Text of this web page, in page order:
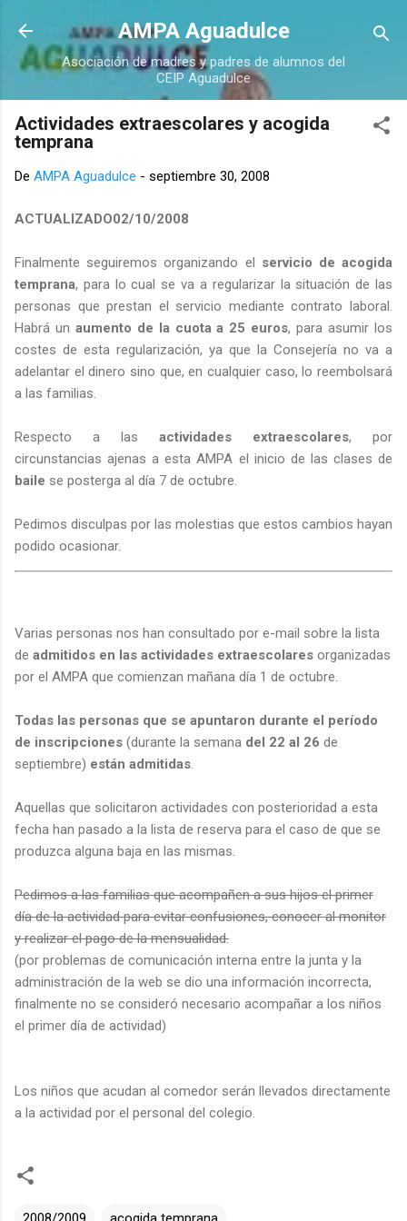
Ir al contenido principal
AMPA Aguadulce
Asociación de madres y padres de alumnos del
CEIP Aguadulce
Actividades extraescolares y acogida
temprana
De AMPA Aguadulce - septiembre 30, 2008
ACTUALIZADO02/10/2008
Finalmente seguiremos organizando el servicio de acogida
temprana, para lo cual se va a regularizar la situación de las
personas que prestan el servicio mediante contrato laboral.
Habrá un aumento de la cuota a 25 euros, para asumir los
costes de esta regularización, ya que la Consejería no va a
adelantar el dinero sino que, en cualquier caso, lo reembolsará
a las familias.
Respecto a las actividades extraescolares, por
circunstancias ajenas a esta AMPA el inicio de las clases de
baile se posterga al día 7 de octubre.
Pedimos disculpas por las molestias que estos cambios hayan
podido ocasionar.
Varias personas nos han consultado por e-mail sobre la lista
de admitidos en las actividades extraescolares organizadas
por el AMPA que comienzan mañana día 1 de octubre.
Todas las personas que se apuntaron durante el período
de inscripciones (durante la semana del 22 al 26 de
septiembre) están admitidas.
Aquellas que solicitaron actividades con posterioridad a esta
fecha han pasado a la lista de reserva para el caso de que se
produzca alguna baja en las mismas.
Pedimos a las familias que acompañen a sus hijos el primer
día de la actividad para evitar confusiones, conocer al monitor
y realizar el pago de la mensualidad.
(por problemas de comunicación interna entre la junta y la
administración de la web se dio una información incorrecta,
finalmente no se consideró necesario acompañar a los niños
el primer día de actividad)
Los niños que acudan al comedor serán llevados directamente
a la actividad por el personal del colegio.